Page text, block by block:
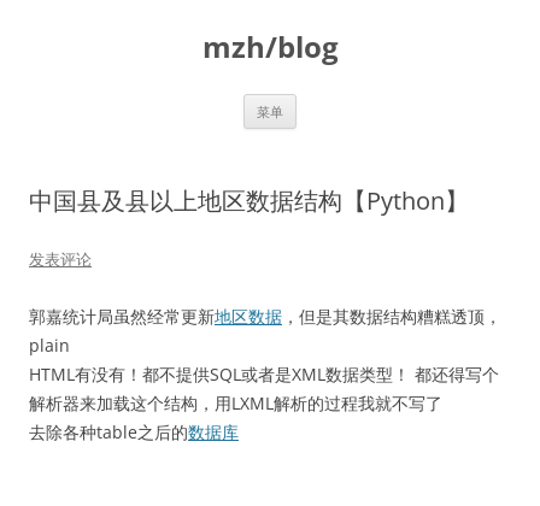
mzh/blog
菜单
中国县及县以上地区数据结构【Python】
发表评论
郭嘉统计局虽然经常更新地区数据 ，但是其数据结构糟糕透顶，
plain
HTML有没有！都不提供SQL或者是XML数据类型！ 都还得写个
解析器来加载这个结构，用LXML解析的过程我就不写了
去除各种table之后的数据库